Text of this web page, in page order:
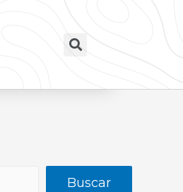
Buscar